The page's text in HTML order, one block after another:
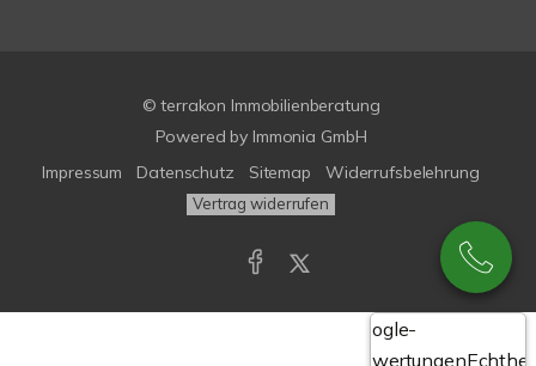
© terrakon Immobilienberatung
Powered by Immonia GmbH
Impressum
Datenschutz Sitemap Widerrufsbelehrung
Vertrag widerrufen
Google-
Bewertungen